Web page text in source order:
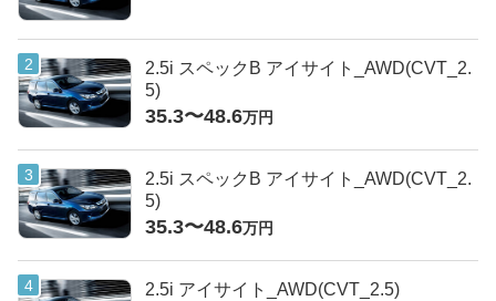
2.5i スペックB アイサイト_AWD(CVT_2.
5)
35.3〜48.6万円
2.5i スペックB アイサイト_AWD(CVT_2.
5)
35.3〜48.6万円
2.5i アイサイト_AWD(CVT_2.5)